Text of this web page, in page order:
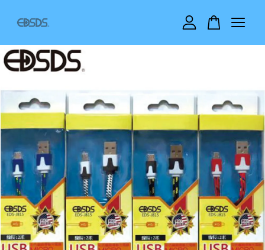
您的購物車目前還是空的。
繼續購物